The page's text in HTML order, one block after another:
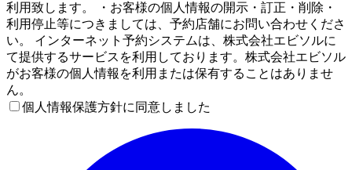
利用致します。 ・お客様の個人情報の開示・訂正・削除・
利用停止等につきましては、予約店舗にお問い合わせくださ
い。 インターネット予約システムは、株式会社エビソルに
て提供するサービスを利用しております。株式会社エビソル
がお客様の個人情報を利用または保有することはありませ
ん。
個人情報保護方針に同意しました